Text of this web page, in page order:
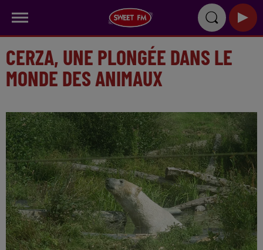
CERZA, UNE PLONGÉE DANS LE
MONDE DES ANIMAUX